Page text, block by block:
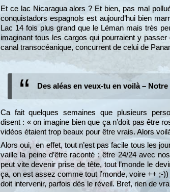
Et ce lac Nicaragua alors ? Et bien, pas mal
conquistadors espagnols est aujourd’hui bien
Lac 14 fois plus grand que le Léman mais très
imaginant tous les cargos qui pourraient y
canal transocéanique, concurrent de celui de
Des aléas en veux-tu en voilà –
Ca fait quelques semaines que plusieurs
disent : « on imagine bien que ça n’doit pas être
vidéos étaient trop beaux pour être vrais. Alors
Alors oui, en effet, tout n’est pas facile tous les
vaille la peine d’être raconté : être 24/24 avec
peut vite devenir prise de tête, tout l’monde le
ça, on est assez comme tout l’monde, voire ++ ;-
doit intervenir, parfois dès le réveil. Bref, rien de